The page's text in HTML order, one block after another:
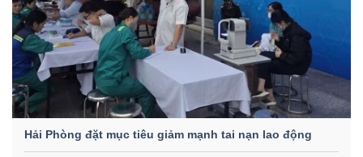
Hải Phòng đặt mục tiêu giảm mạnh tai nạn lao động